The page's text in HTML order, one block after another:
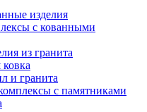
изделия
с кованными
из гранита
и гранита
с памятниками